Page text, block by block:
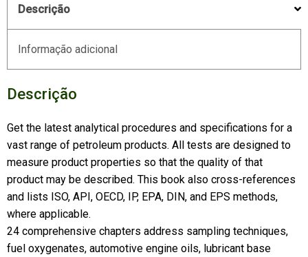
Descrição
Informação adicional
Descrição
Get the latest analytical procedures and specifications for a
vast range of petroleum products. All tests are designed to
measure product properties so that the quality of that
product may be described. This book also cross-references
and lists ISO, API, OECD, IP, EPA, DIN, and EPS methods,
where applicable.
24 comprehensive chapters address sampling techniques,
fuel oxygenates, automotive engine oils, lubricant base